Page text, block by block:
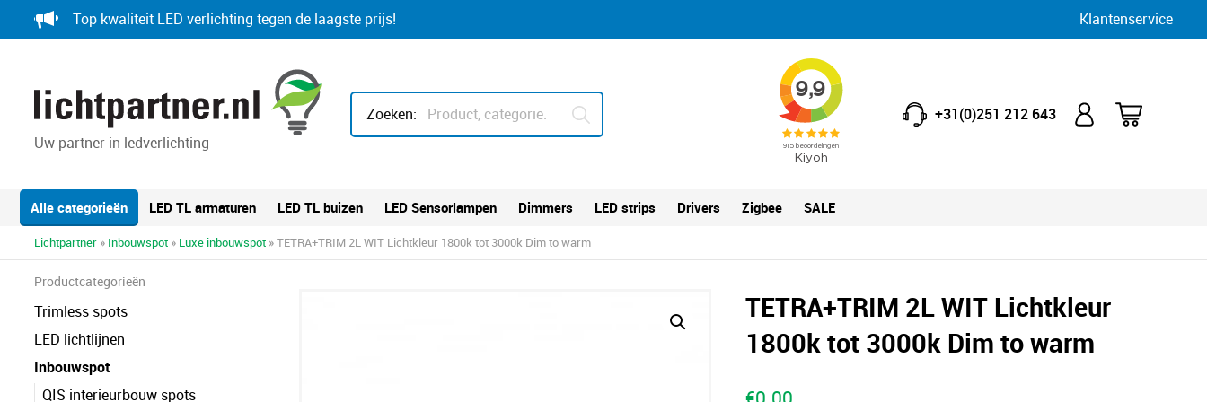
to
Top kwaliteit LED verlichting tegen de laagste prijs! Klantenservice
Uw partner in ledverlichting
Zoeken: +31(0)251 212 643
Alle categorieën LED TL armaturen LED TL buizen LED Sensorlampen Dimmers LED strips Drivers Zigbee SALE
Lichtpartner » Inbouwspot » Luxe inbouwspot » TETRA+TRIM 2L WIT Lichtkleur 1800k tot 3000k Dim to warm
Productcategorieën
Trimless spots
LED lichtlijnen
Inbouwspot
QIS interieurbouw spots
TETRA+TRIM 2L WIT Lichtkleur
1800k tot 3000k Dim to warm